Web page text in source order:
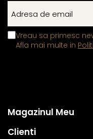
Vreau sa primesc
Afla mai multe in
Magazinul Meu
Clienti